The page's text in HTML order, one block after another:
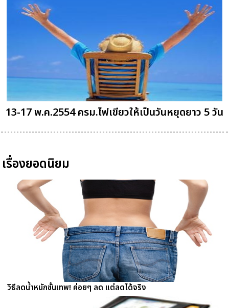
13-17 พ.ค.2554 ครม.ไฟเขียวให้เป็นวันหยุดยาว 5 วัน
เรื่องยอดนิยม
วิธีลดน้ำหนักขั้นเทพ! ค่อยๆ ลด แต่ลดได้จริง